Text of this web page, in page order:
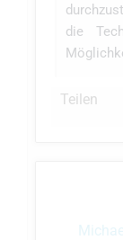
die
Teilen